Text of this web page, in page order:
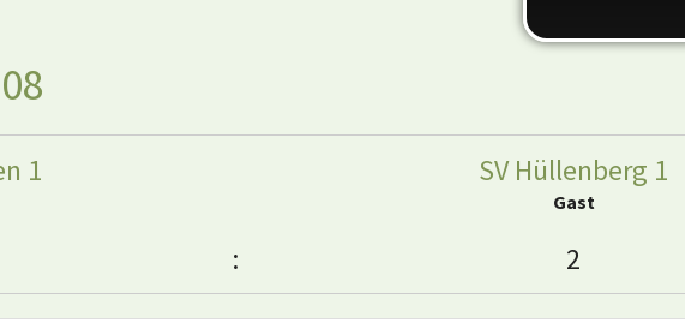
1 SV Hüllenberg 1
Gast
: 2